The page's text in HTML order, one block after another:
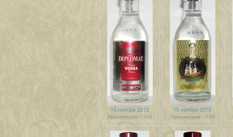
15 ноября 2012
Просмотров: 1349
15 ноября 2012
Просмотров: 1459